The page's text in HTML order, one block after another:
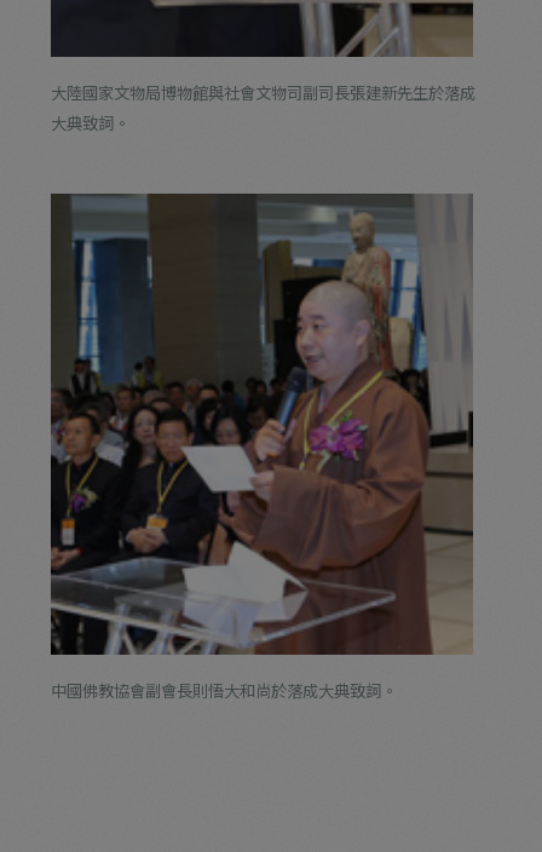
大陸國家文物局博物館與社會文物司副司長張建新先生於落成
大典致詞。
中國佛教協會副會長則悟大和尚於落成大典致詞。